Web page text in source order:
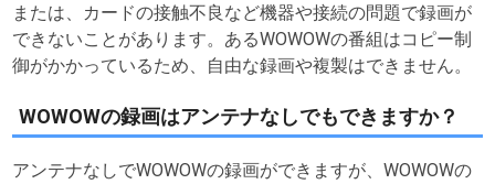
または、カードの接触不良など機器や接続の問題で録画が
できないことがあります。あるWOWOWの番組はコピー制
御がかかっているため、自由な録画や複製はできません。
WOWOWの録画はアンテナなしでもできますか？
アンテナなしでWOWOWの録画ができますが、WOWOWの